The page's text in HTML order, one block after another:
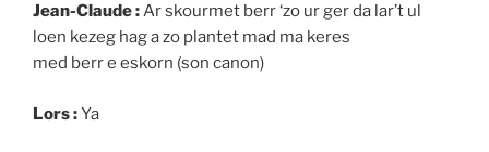
Jean-Claude :Ar skourmet berr ‘zo ur ger da lar’t ul
loen kezeg hag a zo plantet mad ma keres
med berr e eskorn (son canon)
Lors :Ya